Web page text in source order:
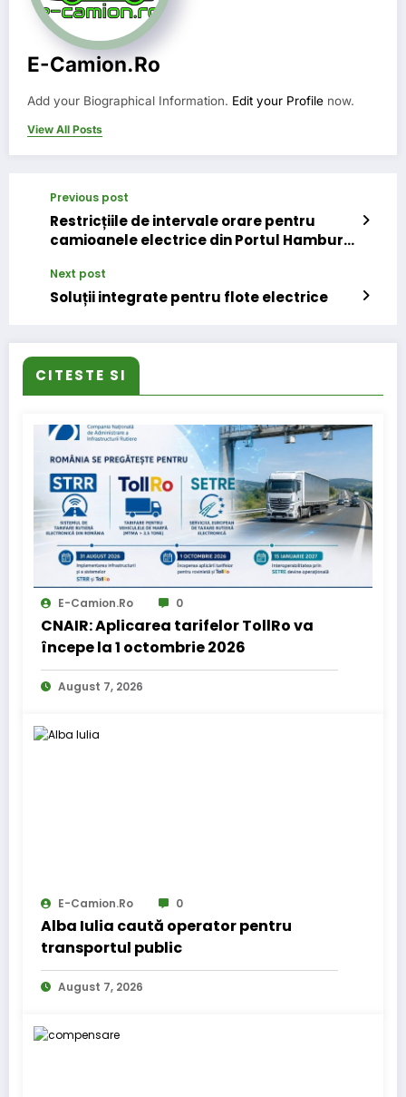
E-Camion.ro
Add your Biographical Information. Edit your Profile now.
View All Posts
Previous post
Restricțiile de intervale orare pentru
camioanele electrice din Portul Hamburg
Next post
Soluții integrate pentru flote electrice
CITESTE SI
E-Camion.ro 0
CNAIR: Aplicarea tarifelor TollRo va
începe la 1 octombrie 2026
August 7, 2026
E-Camion.ro 0
Alba Iulia caută operator pentru
transportul public
August 7, 2026